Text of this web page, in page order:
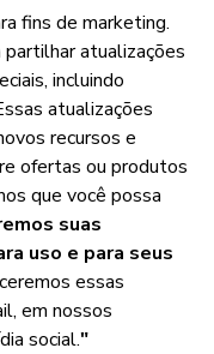
fins de marketing.
atualizações
incluindo
atualizações
recursos e
ofertas ou produtos
que você possa
suas
uso e para seus
essas
em nossos
social."